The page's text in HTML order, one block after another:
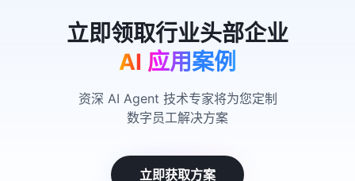
AI 应用案例
资深 AI Agent 技术专家将为您定制
数字员工解决方案
立即获取方案